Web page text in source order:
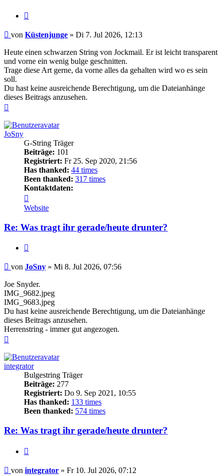
Beitrag
von Küstenjunge » Di 7. Jul 2026, 12:13
Heute einen schwarzen String von Jockmail. Er ist leicht transparent
und vorne ein wenig bulge geschnitten.
Trage diese Art gerne, da vorne alles da gehalten wird wo es sein
soll.
Du hast keine ausreichende Berechtigung, um die Dateianhänge
dieses Beitrags anzusehen.
JoSny
G-String Träger
Beiträge: 101
Registriert: Fr 25. Sep 2020, 21:56
Has thanked: 44 times
Been thanked: 317 times
Kontaktdaten:
von
JoSny
Website
Re: Was tragt ihr gerade/heute drunter?
Beitrag
von JoSny » Mi 8. Jul 2026, 07:56
Joe Snyder.
IMG_9682.jpeg
IMG_9683.jpeg
Du hast keine ausreichende Berechtigung, um die Dateianhänge
dieses Beitrags anzusehen.
Herrenstring - immer gut angezogen.
integrator
Bulgestring Träger
Beiträge: 277
Registriert: Do 9. Sep 2021, 10:55
Has thanked: 133 times
Been thanked: 574 times
Re: Was tragt ihr gerade/heute drunter?
Beitrag
von integrator » Fr 10. Jul 2026, 07:12